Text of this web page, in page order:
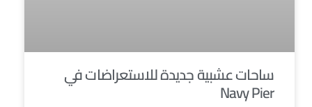
ساحات عشبية جديدة للاستعراضات في
Navy Pier